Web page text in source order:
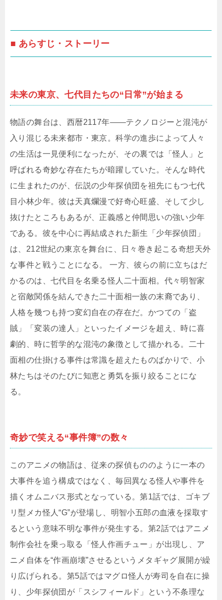
■ あらすじ・ストーリー
未来の東京、七代目たちの“日常”が始まる
物語の舞台は、西暦2117年――テクノロジーと混沌が
入り混じる未来都市・東京。科学の進歩によって人々
の生活は一見便利になったが、その裏では「怪人」と
呼ばれる奇妙な存在たちが暗躍していた。そんな時代
に生まれたのが、伝説の少年探偵団を祖先にもつ七代
目小林少年。彼は天真爛漫で好奇心旺盛、そして少し
抜けたところもあるが、正義感と仲間思いの強い少年
である。彼を中心に再結成された新生「少年探偵団」
は、212世紀の東京を舞台に、日々巻き起こる奇想天外
な事件と戦うことになる。 一方、彼らの前に立ちはだ
かるのは、七代目を名乗る怪人二十面相。代々明智家
と宿敵関係を結んできた二十面相一族の末裔であり、
人格を幾つも持つ変幻自在の存在だ。かつての「盗
賊」「変装の達人」といったイメージを超え、時に喜
劇的、時に哲学的な混沌の象徴として描かれる。二十
面相の仕掛ける事件は常識を超えたものばかりで、小
林たちはそのたびに知恵と勇気を振り絞ることにな
る。
奇妙で笑える“事件簿”の数々
このアニメの物語は、従来の探偵もののように一本の
大事件を追う構成ではなく、毎回異なる怪人や事件を
描くオムニバス形式となっている。第1話では、ゴキブ
リ型メカ怪人“G”が登場し、明智小五郎の血液を採取す
るという意味不明な事件が発生する。第2話ではアニメ
制作会社を乗っ取る「怪人作画チュー」が出現し、ア
ニメ自体を“作画崩壊”させるというメタギャグ展開が繰
り広げられる。第5話ではマグロ怪人が寿司を自在に操
り、少年探偵団が「スシフィールド」という不条理な